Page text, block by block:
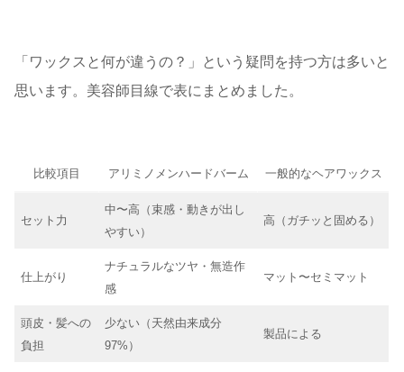
「ワックスと何が違うの？」という疑問を持つ方は多いと
思います。美容師目線で表にまとめました。
比較項目 アリミノメンハードバーム 一般的なヘアワックス
セット力
中〜高（束感・動きが出し
やすい）
高（ガチッと固める）
仕上がり
ナチュラルなツヤ・無造作
感
マット〜セミマット
頭皮・髪への
負担
少ない（天然由来成分
97%）
製品による